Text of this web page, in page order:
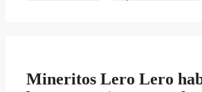
Mineritos Lero Lero